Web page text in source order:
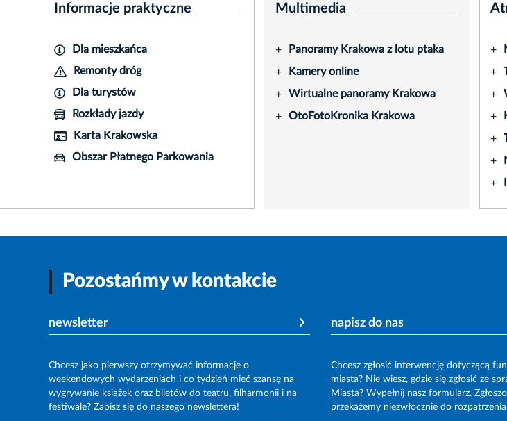
Informacje praktyczne
Dla mieszkańca
Remonty dróg
Dla turystów
Rozkłady jazdy
Karta Krakowska
Obszar Płatnego Parkowania
Multimedia
+ Panoramy Krakowa z lotu ptaka
+ Kamery online
+ Wirtualne panoramy Krakowa
+ OtoFotoKronika Krakowa
+
+
+
+
+
+
+
Pozostańmy w kontakcie
newsletter
Chcesz jako pierwszy otrzymywać informacje o
weekendowych wydarzeniach i co tydzień mieć szansę na
wygrywanie książek oraz biletów do teatru, filharmonii i na
festiwale? Zapisz się do naszego newslettera!
napisz do nas
Chcesz zgłosić interwencję dotyczącą
miasta? Nie wiesz, gdzie się zgłosić ze
Miasta? Wypełnij nasz formularz.
przekażemy niezwłocznie do